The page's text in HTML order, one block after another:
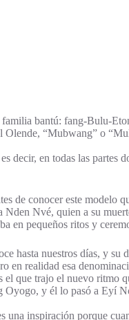
bantú: fang-Bulu-
Olende, “Mubwang” o
decir, en todas las
de conocer este modelo
Nvé, quien a su
en pequeños ritos y
hasta nuestros días, y
en realidad esa
que trajo el nuevo ritmo
y él lo pasó a Eyí
inspiración porque